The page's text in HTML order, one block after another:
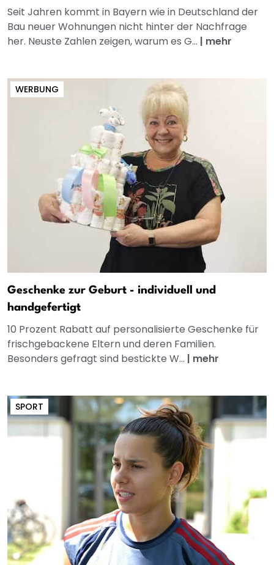
Seit Jahren kommt in Bayern wie in Deutschland der
Bau neuer Wohnungen nicht hinter der Nachfrage
her. Neuste Zahlen zeigen, warum es G... | mehr
WERBUNG
Geschenke zur Geburt - individuell und
handgefertigt
10 Prozent Rabatt auf personalisierte Geschenke für
frischgebackene Eltern und deren Familien.
Besonders gefragt sind bestickte W... | mehr
SPORT